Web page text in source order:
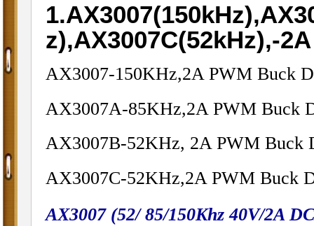
z),AX3007C(52kHz),-
AX3007-150KHz,2A PWM Buck
AX3007A-85KHz,2A PWM Buck
AX3007B-52KHz, 2A PWM Buck
AX3007C-52KHz,2A PWM Buck
AX3007 (52/ 85/150Khz 40V/2A